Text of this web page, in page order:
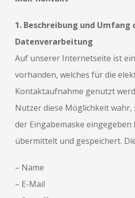
1. Beschreibung und Umfang
Datenverarbeitung
Auf unserer Internetseite ist
vorhanden, welches für die
Kontaktaufnahme genutzt
Nutzer diese Möglichkeit wahr,
der Eingabemaske eingegeben
übermittelt und gespeichert.
– Name
– E-Mail